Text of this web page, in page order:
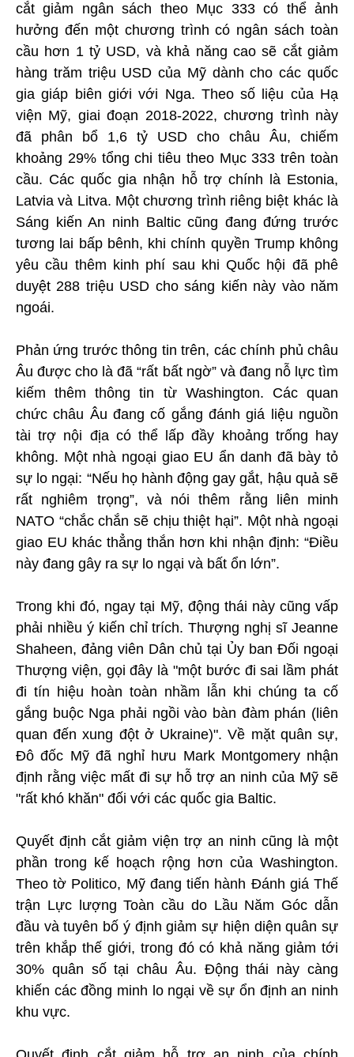
cắt giảm ngân sách theo Mục 333 có thể ảnh
hưởng đến một chương trình có ngân sách toàn
cầu hơn 1 tỷ USD, và khả năng cao sẽ cắt giảm
hàng trăm triệu USD của Mỹ dành cho các quốc
gia giáp biên giới với Nga. Theo số liệu của Hạ
viện Mỹ, giai đoạn 2018-2022, chương trình này
đã phân bổ 1,6 tỷ USD cho châu Âu, chiếm
khoảng 29% tổng chi tiêu theo Mục 333 trên toàn
cầu. Các quốc gia nhận hỗ trợ chính là Estonia,
Latvia và Litva. Một chương trình riêng biệt khác là
Sáng kiến An ninh Baltic cũng đang đứng trước
tương lai bấp bênh, khi chính quyền Trump không
yêu cầu thêm kinh phí sau khi Quốc hội đã phê
duyệt 288 triệu USD cho sáng kiến này vào năm
ngoái.
Phản ứng trước thông tin trên, các chính phủ châu
Âu được cho là đã “rất bất ngờ” và đang nỗ lực tìm
kiếm thêm thông tin từ Washington. Các quan
chức châu Âu đang cố gắng đánh giá liệu nguồn
tài trợ nội địa có thể lấp đầy khoảng trống hay
không. Một nhà ngoại giao EU ẩn danh đã bày tỏ
sự lo ngại: “Nếu họ hành động gay gắt, hậu quả sẽ
rất nghiêm trọng”, và nói thêm rằng liên minh
NATO “chắc chắn sẽ chịu thiệt hại”. Một nhà ngoại
giao EU khác thẳng thắn hơn khi nhận định: “Điều
này đang gây ra sự lo ngại và bất ổn lớn”.
Trong khi đó, ngay tại Mỹ, động thái này cũng vấp
phải nhiều ý kiến chỉ trích. Thượng nghị sĩ Jeanne
Shaheen, đảng viên Dân chủ tại Ủy ban Đối ngoại
Thượng viện, gọi đây là "một bước đi sai lầm phát
đi tín hiệu hoàn toàn nhầm lẫn khi chúng ta cố
gắng buộc Nga phải ngồi vào bàn đàm phán (liên
quan đến xung đột ở Ukraine)". Về mặt quân sự,
Đô đốc Mỹ đã nghỉ hưu Mark Montgomery nhận
định rằng việc mất đi sự hỗ trợ an ninh của Mỹ sẽ
"rất khó khăn" đối với các quốc gia Baltic.
Quyết định cắt giảm viện trợ an ninh cũng là một
phần trong kế hoạch rộng hơn của Washington.
Theo tờ Politico, Mỹ đang tiến hành Đánh giá Thế
trận Lực lượng Toàn cầu do Lầu Năm Góc dẫn
đầu và tuyên bố ý định giảm sự hiện diện quân sự
trên khắp thế giới, trong đó có khả năng giảm tới
30% quân số tại châu Âu. Động thái này càng
khiến các đồng minh lo ngại về sự ổn định an ninh
khu vực.